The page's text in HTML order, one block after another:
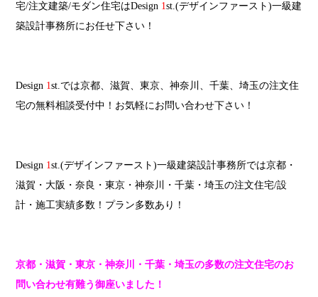
宅/注文建築/モダン住宅はDesign 1st.(デザインファースト)一級建
築設計事務所にお任せ下さい！
Design 1st.では京都、滋賀、東京、神奈川、千葉、埼玉の注文住
宅の無料相談受付中！お気軽にお問い合わせ下さい！
Design 1st.(デザインファースト)一級建築設計事務所では京都・
滋賀・大阪・奈良・東京・神奈川・千葉・埼玉の注文住宅/設
計・施工実績多数！プラン多数あり！
京都・滋賀・東京・神奈川・千葉・埼玉の多数の注文住宅のお
問い合わせ有難う御座いました！